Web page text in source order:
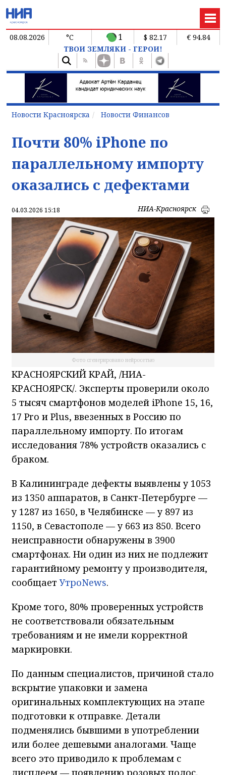
08.08.2026 °C 1 $ 82.17
€ 94.84
ТВОИ ЗЕМЛЯКИ - ГЕРОИ!
Новости Красноярска Новости Финансов
Почти 80% iPhone по
параллельному импорту
оказались с дефектами
04.03.2026 15:18 НИА-Красноярск
Фото сгенерировано нейросетью
КРАСНОЯРСКИЙ КРАЙ, /НИА-
КРАСНОЯРСК/. Эксперты проверили около
5 тысяч смартфонов моделей iPhone 15, 16,
17 Pro и Plus, ввезенных в Россию по
параллельному импорту. По итогам
исследования 78% устройств оказались с
браком.
В Калининграде дефекты выявлены у 1053
из 1350 аппаратов, в Санкт-Петербурге —
у 1287 из 1650, в Челябинске — у 897 из
1150, в Севастополе — у 663 из 850. Всего
неисправности обнаружены в 3900
смартфонах. Ни один из них не подлежит
гарантийному ремонту у производителя,
сообщаетУтроNews.
Кроме того, 80% проверенных устройств
не соответствовали обязательным
требованиям и не имели корректной
маркировки.
По данным специалистов, причиной стало
вскрытие упаковки и замена
оригинальных комплектующих на этапе
подготовки к отправке. Детали
подменялись бывшими в употреблении
или более дешевыми аналогами. Чаще
всего это приводило к проблемам с
дисплеем — появлению розовых полос,